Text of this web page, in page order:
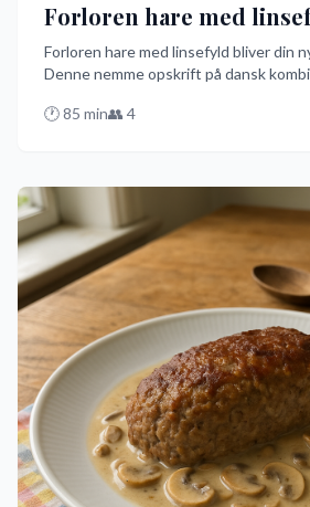
Forloren hare med
Forloren hare med linsefyld bliver din
Denne nemme opskrift på dansk
perfektion og serveres med en
🕐85 min👥 4